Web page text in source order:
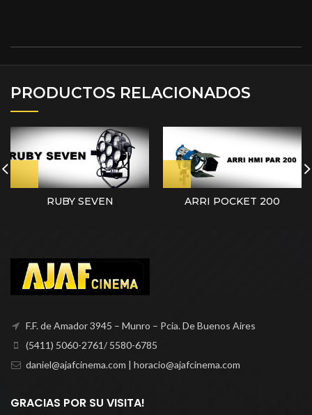
PRODUCTOS RELACIONADOS
RUBY SEVEN ARRI POCKET 200
F.F. de Amador 3945 – Munro – Pcia. De Buenos Aires
(5411) 5060-2761/ 5580-6785
daniel@ajafcinema.com | horacio@ajafcinema.com
GRACIAS POR SU VISITA!